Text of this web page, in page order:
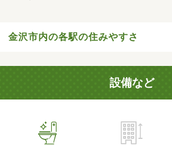
金沢市内の各駅の住みやすさ
設備など